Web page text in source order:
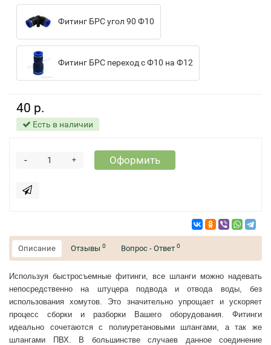
Фитинг БРС угол 90 Ф10
Фитинг БРС переход с Ф10 на Ф12
40 р.
Есть в наличии
+
- Оформить
Описание Отзывы 0 Вопрос - Ответ 0
Используя быстросъемные фитинги, все шланги можно надевать
непосредственно на штуцера подвода и отвода воды, без
использования хомутов. Это значительно упрощает и ускоряет
процесс сборки и разборки Вашего оборудования. Фитинги
идеально сочетаются с полиуретановыми шлангами, а так же
шлангами ПВХ. В большинстве случаев данное соединение